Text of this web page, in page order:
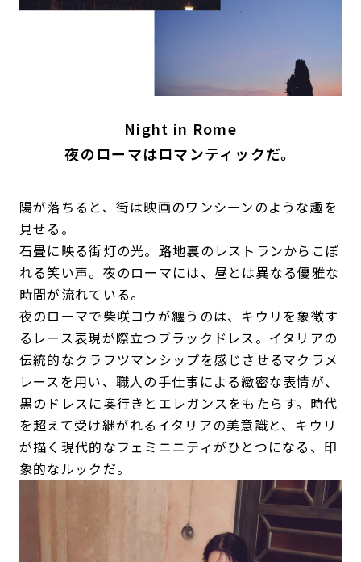
Night in Rome
夜のローマはロマンティックだ。
陽が落ちると、街は映画のワンシーンのような趣を
見せる。
石畳に映る街灯の光。路地裏のレストランからこぼ
れる笑い声。夜のローマには、昼とは異なる優雅な
時間が流れている。
夜のローマで柴咲コウが纏うのは、キウリを象徴す
るレース表現が際立つブラックドレス。イタリアの
伝統的なクラフツマンシップを感じさせるマクラメ
レースを用い、職人の手仕事による緻密な表情が、
黒のドレスに奥行きとエレガンスをもたらす。時代
を超えて受け継がれるイタリアの美意識と、キウリ
が描く現代的なフェミニニティがひとつになる、印
象的なルックだ。